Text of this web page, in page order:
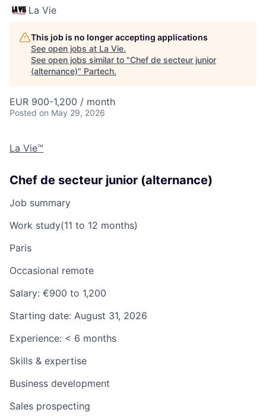
La Vie
This job is no longer accepting applications
See open jobs at La Vie.
See open jobs similar to "Chef de secteur junior
(alternance)" Partech.
EUR 900-1,200 / month
Posted on May 29, 2026
La Vie™
Chef de secteur junior (alternance)
Job summary
Work study(11 to 12 months)
Paris
Occasional remote
Salary: €900 to 1,200
Starting date: August 31, 2026
Experience: < 6 months
Skills & expertise
Business development
Sales prospecting